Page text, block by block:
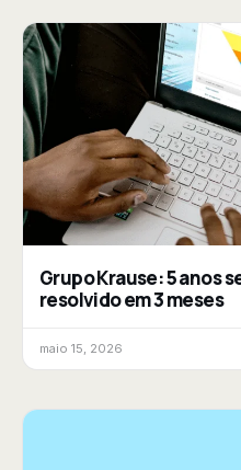
Grupo Krause: 5 anos
resolvido em 3 meses
maio 15, 2026